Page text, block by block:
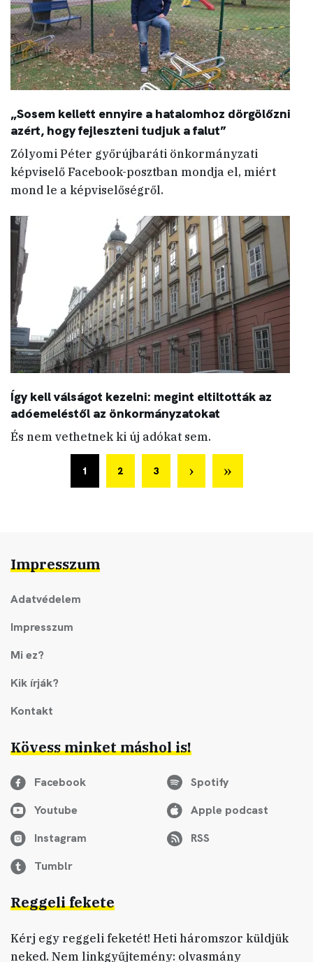
„Sosem kellett ennyire a hatalomhoz dörgölőzni
azért, hogy fejleszteni tudjuk a falut”
Zólyomi Péter győrújbaráti önkormányzati
képviselő Facebook-posztban mondja el, miért
mond le a képviselőségről.
Így kell válságot kezelni: megint eltiltották az
adóemeléstől az önkormányzatokat
És nem vethetnek ki új adókat sem.
1 2 3
Impresszum
Adatvédelem
Impresszum
Mi ez?
Kik írják?
Kontakt
Kövess minket máshol is!
Facebook
Youtube
Instagram
Tumblr
Spotify
Apple podcast
RSS
Reggeli fekete
Kérj egy reggeli feketét! Heti háromszor küldjük
neked. Nem linkgyűjtemény: olvasmány